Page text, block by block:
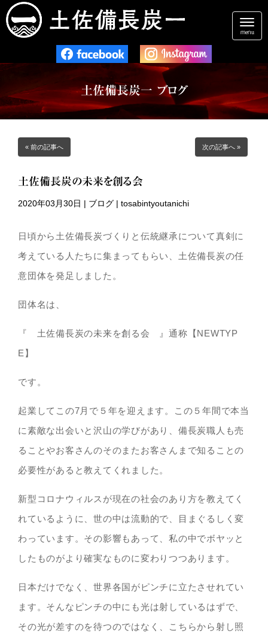
N
a
v
i
o
n
menu
土佐備長炭一 ブログ
« 前の記事へ 次の記事へ »
土佐備長炭の未来を創る会
2020年03月30日 ブログ tosabintyoutanichi
日頃から土佐備長炭づくりと伝統継承について真剣に
考えている人たちに集まってもらい、土佐備長炭の任
意団体を発足しました。
団体名は、
『 土佐備長炭の未来を創る会 』通称【NEWTYP
E】
です。
起業してこの7月で５年を迎えます。この５年間で本当
に素敵な出会いと沢山の学びがあり、備長炭職人も売
ることやお客さんのそのまたお客さんまで知ることの
必要性があると教えてくれました。
新型コロナウィルスが現在の社会のあり方を教えてく
れているように、世の中は流動的で、目まぐるしく変
わっています。その影響もあって、私の中でボヤッと
したものがより確実なものに変わりつつあります。
日本だけでなく、世界各国がピンチに立たさせれてい
ます。そんなピンチの中にも光は射しているはずで、
その光が差すのを待つのではなく、こちらから射し照